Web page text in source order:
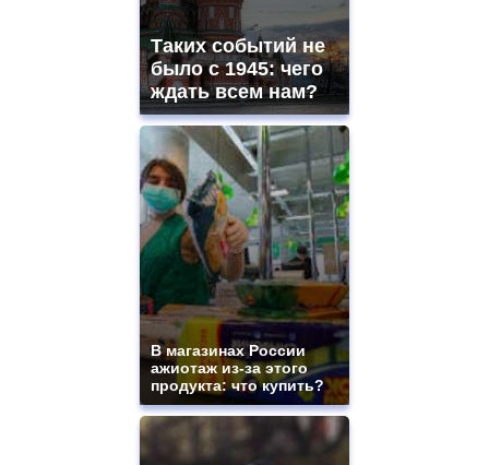
Таких событий не
было с 1945: чего
ждать всем нам?
В магазинах России
ажиотаж из-за этого
продукта: что купить?